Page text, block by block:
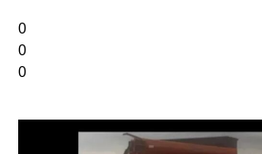
0
0
0